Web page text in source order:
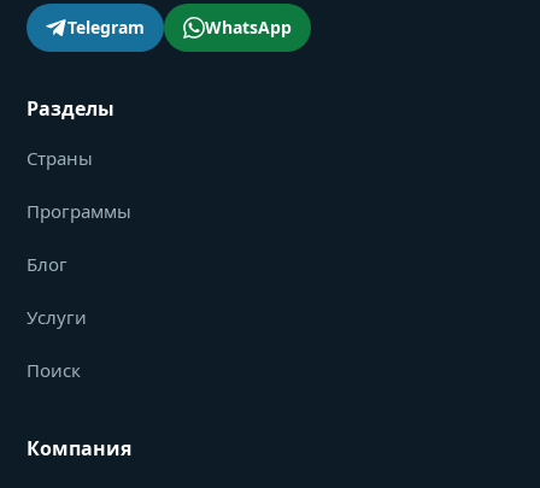
Telegram WhatsApp
Разделы
Страны
Программы
Блог
Услуги
Поиск
Компания